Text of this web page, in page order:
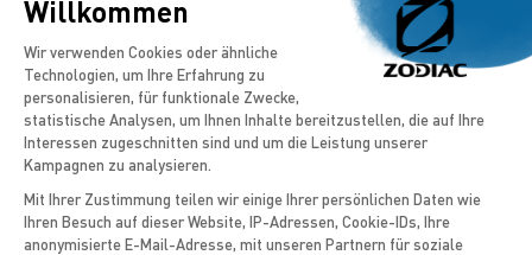
ENTDECKEN
ZURÜCK ZU ALLEN SERIEN
Willkommen
Einwilligungsmanagementplattform:
Wir verwenden Cookies oder ähnliche
Technologien, um Ihre Erfahrung zu
personalisieren, für funktionale Zwecke,
statistische Analysen, um Ihnen Inhalte bereitzustellen, die auf Ihre
Interessen zugeschnitten sind und um die Leistung unserer
Kampagnen zu analysieren.
Mit Ihrer Zustimmung teilen wir einige Ihrer persönlichen Daten wie
Ihren Besuch auf dieser Website, IP-Adressen, Cookie-IDs, Ihre
anonymisierte E-Mail-Adresse, mit unseren Partnern für soziale
Axeptio consent